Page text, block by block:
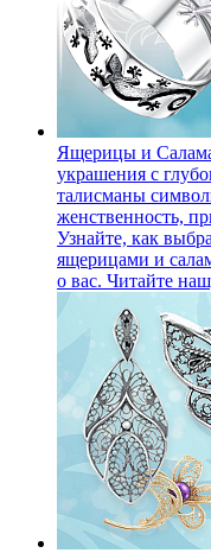
Ящерицы и
украшения с
талисманы
женственность,
Узнайте, как
ящерицами и
о вас. Читайте